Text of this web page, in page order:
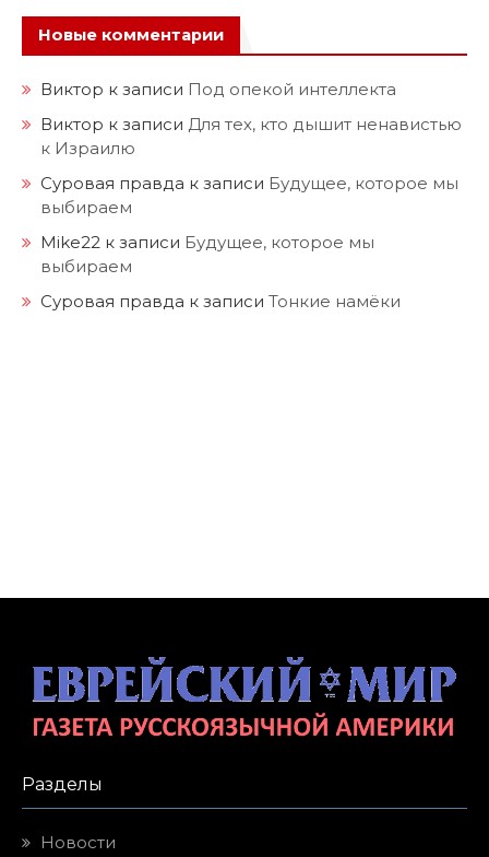
Новые комментарии
Виктор к записи Под опекой интеллекта
Виктор к записи Для тех, кто дышит ненавистью
к Израилю
Суровая правда к записи Будущее, которое мы
выбираем
Mike22 к записи Будущее, которое мы
выбираем
Суровая правда к записи Тонкие намёки
Разделы
Новости